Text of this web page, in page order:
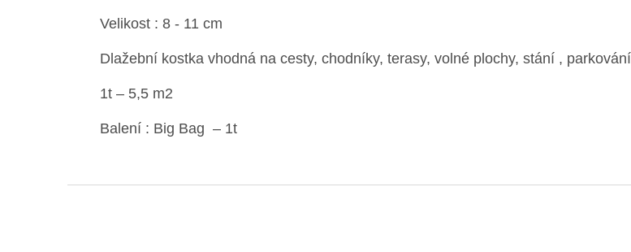
Velikost : 8 - 11 cm
Dlažební kostka vhodná na cesty, chodníky, terasy, volné plochy, stání , parkování
1t – 5,5 m2
Balení : Big Bag – 1t